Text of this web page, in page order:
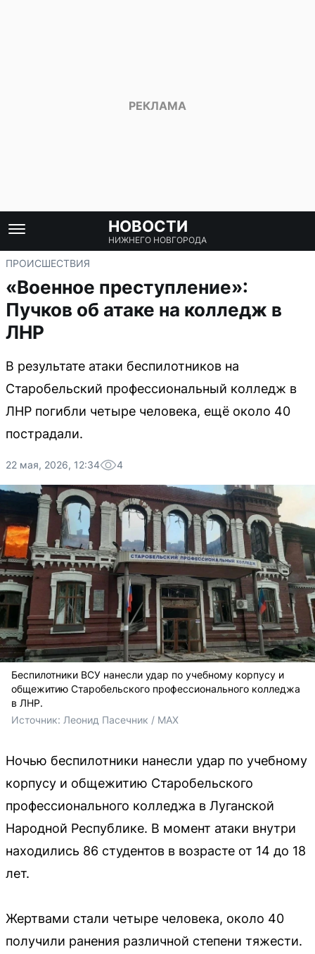
НОВОСТИ
НИЖНЕГО НОВГОРОДА
ПРОИСШЕСТВИЯ
«Военное преступление»:
Пучков об атаке на колледж в
ЛНР
В результате атаки беспилотников на
Старобельский профессиональный колледж в
ЛНР погибли четыре человека, ещё около 40
пострадали.
22 мая, 2026, 12:34 4
Беспилотники ВСУ нанесли удар по учебному корпусу и
общежитию Старобельского профессионального колледжа
в ЛНР.
Источник: Леонид Пасечник / MAX
Ночью беспилотники нанесли удар по учебному
корпусу и общежитию Старобельского
профессионального колледжа в Луганской
Народной Республике. В момент атаки внутри
находились 86 студентов в возрасте от 14 до 18
лет.
Жертвами стали четыре человека, около 40
получили ранения различной степени тяжести.